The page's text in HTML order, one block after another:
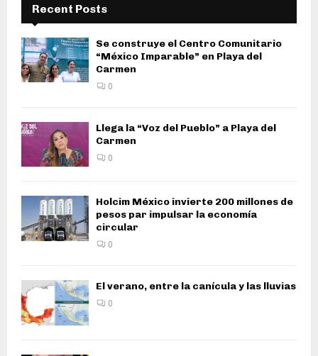
Recent Posts
Se construye el Centro Comunitario
“México Imparable” en Playa del
Carmen
0
Llega la “Voz del Pueblo” a Playa del
Carmen
0
Holcim México invierte 200 millones de
pesos par impulsar la economía
circular
0
El verano, entre la canícula y las lluvias
0